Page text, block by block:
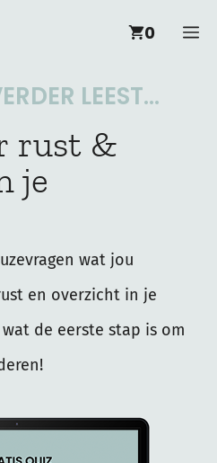
0
LEEST...
rust &
je
wat jou
en overzicht in je
de eerste stap is om